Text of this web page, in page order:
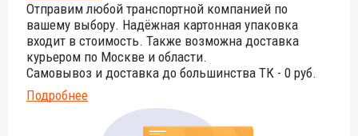
Отправим любой транспортной компанией по
вашему выбору. Надёжная картонная упаковка
входит в стоимость. Также возможна доставка
курьером по Москве и области.
Самовывоз и доставка до большинства ТК - 0 руб.
Подробнее